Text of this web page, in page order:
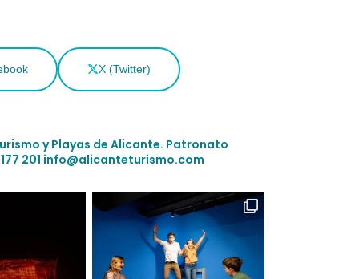
X (Twitter)
y Playas de Alicante. Patronato
201 info@alicanteturismo.com